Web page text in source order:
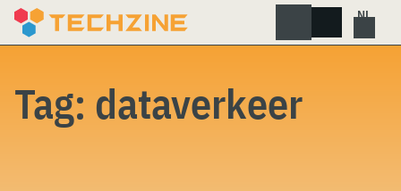
Skip
Tag: dataverkeer